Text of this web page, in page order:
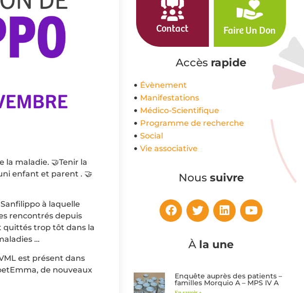
la maladie. 🤝Tenir la
enfant et parent . 🤝
à laquelle
rencontrés depuis
quittés trop tôt dans la
…
est présent dans
de nouveaux
Contact Faire Un Don
Accès rapide
Évènement
Manifestations
Médico-Scientifique
Programme de recherche
Social
Vie associative
Nous suivre
À la une
Enquête auprès des patients –
familles Morquio A – MPS IV A